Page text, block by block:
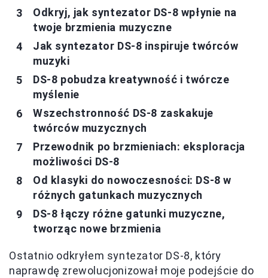
Odkryj, jak syntezator DS-8 wpłynie na
twoje brzmienia muzyczne
Jak syntezator DS-8 inspiruje twórców
muzyki
DS-8 pobudza kreatywność i twórcze
myślenie
Wszechstronność DS-8 zaskakuje
twórców muzycznych
Przewodnik po brzmieniach: eksploracja
możliwości DS-8
Od klasyki do nowoczesności: DS-8 w
różnych gatunkach muzycznych
DS-8 łączy różne gatunki muzyczne,
tworząc nowe brzmienia
Ostatnio odkryłem syntezator DS-8, który
naprawdę zrewolucjonizował moje podejście do